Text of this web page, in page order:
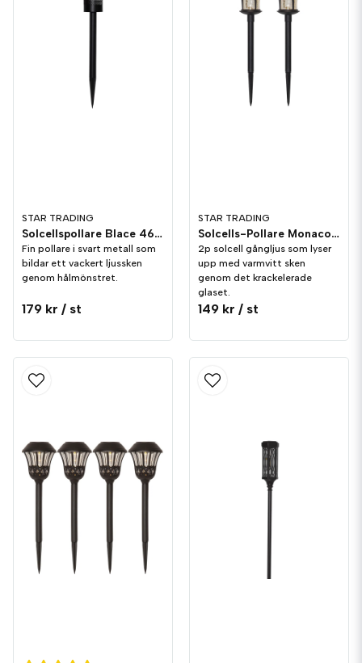
STAR TRADING
Solcellspollare Blace 46cm
Fin pollare i svart metall som
bildar ett vackert ljussken
genom hålmönstret.
179 kr / st
STAR TRADING
Solcells-Pollare Monaco 2-p
2p solcell gångljus som lyser
upp med varmvitt sken
genom det krackelerade
glaset.
149 kr / st